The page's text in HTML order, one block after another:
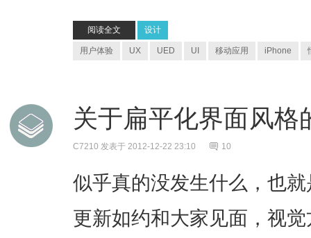
阅读全文 设计
用户体验 UX UED UI 移动应用 iPhone
关于扁平化界面风
C7210 发表于 2012-12-22 23:10 10
似乎真的没发生什么，也
更新如约和大家见面，视